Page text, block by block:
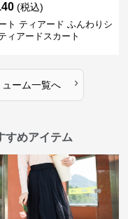
(税込)
ト ティアード ふんわりシ
ィアードスカート
ーム一覧へ ›
すめアイテム